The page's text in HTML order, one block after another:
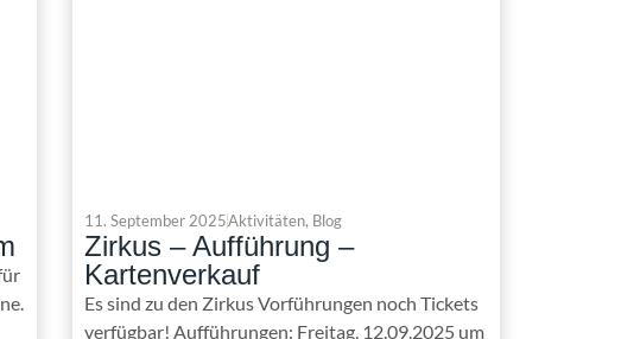
11. September 2025Aktivitäten, Blog
Zirkus – Aufführung –
Kartenverkauf
Es sind zu den Zirkus Vorführungen noch Tickets
verfügbar! Aufführungen: Freitag, 12.09.2025 um